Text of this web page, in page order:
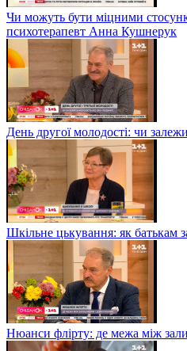
Чи можуть бути міцними
психотерапевт Анна Кушнерук
День другої молодості: чи
Шкільне цькування: як батькам
Нюанси флірту: де межа між